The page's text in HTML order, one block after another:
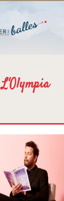
L'Olympia